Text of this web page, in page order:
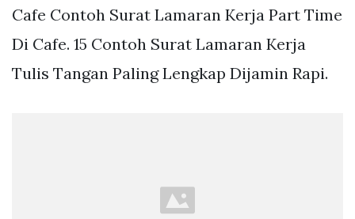
Cafe Contoh Surat Lamaran Kerja Part Time
Di Cafe. 15 Contoh Surat Lamaran Kerja
Tulis Tangan Paling Lengkap Dijamin Rapi.